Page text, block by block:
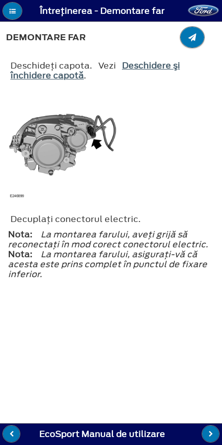
Întreţinerea - Demontare far
DEMONTARE FAR
Deschideţi capota. Vezi Deschidere şi
închidere capotă.
Decuplaţi conectorul electric.
Nota:
La montarea farului, aveţi grijă să
reconectaţi în mod corect conectorul electric.
Nota:
La montarea farului, asiguraţi-vă că
acesta este prins complet în punctul de fixare
inferior.
EcoSport Manual de utilizare